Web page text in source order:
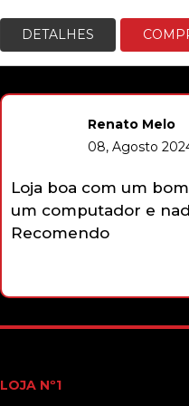
era:
atual
é:
DETALHES
Renato Melo
08, Agosto
Loja boa com um
um computador e
Recomendo
LOJA Nº1